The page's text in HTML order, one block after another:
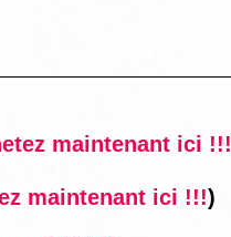
maintenant ici !!!
maintenant ici !!!)